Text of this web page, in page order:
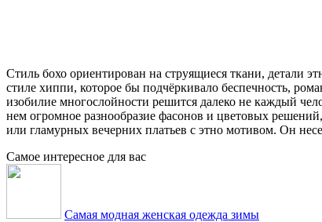
Стиль бохо ориентирован на струящиеся ткани, детали
стиле хиппи, которое бы подчёркивало беспечность,
изобилие многослойности решится далеко не каждый
нем огромное разнообразие фасонов и цветовых
или гламурных вечерних платьев с этно мотивом. Он
Самое интересное для вас
Самая модная женская одежда зимы